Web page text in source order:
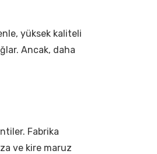
yüksek kaliteli
Ancak, daha
Fabrika
ve kire maruz